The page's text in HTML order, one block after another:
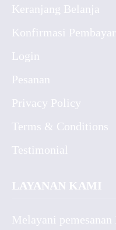
Keranjang Belanja
Konfirmasi
Login
Pesanan
Privacy Policy
Terms & Conditions
Testimonial
LAYANAN KAMI
Melayani